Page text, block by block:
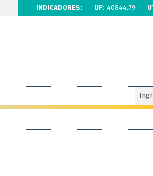
INDICADORES: UF: 40844.79